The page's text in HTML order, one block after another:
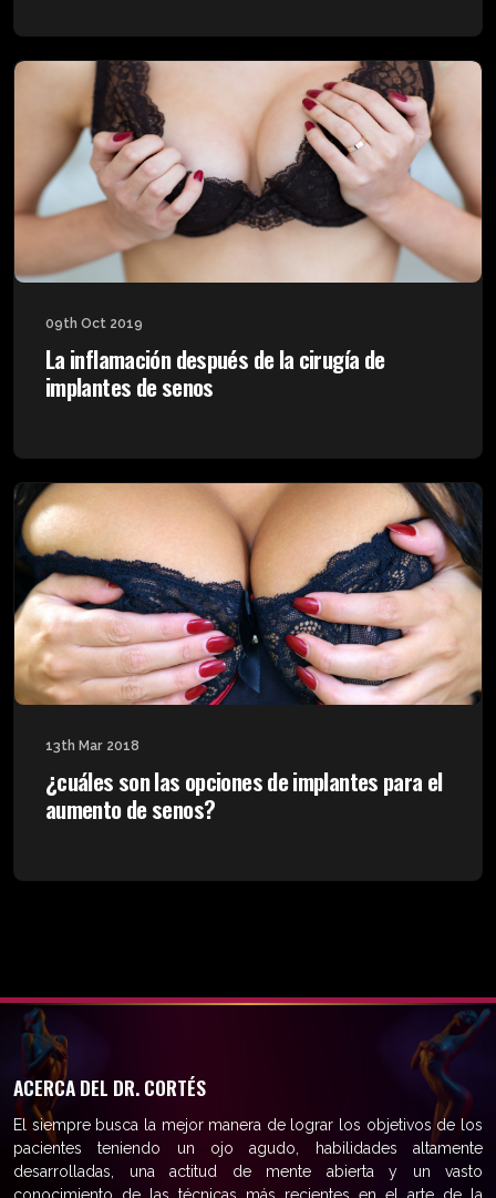
09th Oct 2019
La inflamación después de la cirugía de
implantes de senos
13th Mar 2018
¿cuáles son las opciones de implantes para el
aumento de senos?
ACERCA DEL DR. CORTÉS
El siempre busca la mejor manera de lograr los objetivos de los
pacientes teniendo un ojo agudo, habilidades altamente
desarrolladas, una actitud de mente abierta y un vasto
conocimiento de las técnicas más recientes en el arte de la